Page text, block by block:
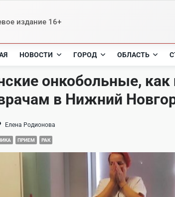
издание 16+
НОВОСТИ ГОРОД ОБЛАСТЬ
онкобольные, как
в Нижний
Елена Родионова
ПРИЕМ РАК